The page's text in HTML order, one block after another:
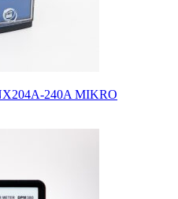
240A MIKRO